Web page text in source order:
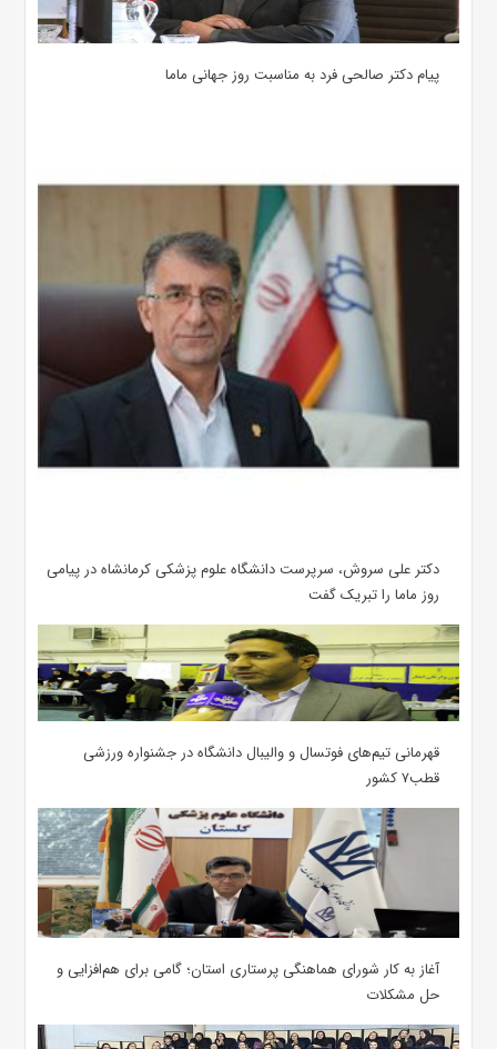
پیام دکتر صالحی فرد به مناسبت روز جهانی ماما
دکتر علی سروش، سرپرست دانشگاه علوم پزشکی کرمانشاه در پیامی
روز ماما را تبریک گفت
قهرمانی تیم‌های فوتسال و والیبال دانشگاه در جشنواره ورزشی
قطب۷ کشور
آغاز به کار شورای هماهنگی پرستاری استان؛ گامی برای هم‌افزایی و
حل مشکلات